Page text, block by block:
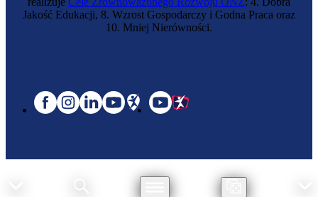
Jakość Edukacji, 8. Wzrost Gospodarczy i Godna Praca oraz
10. Mniej Nierówności.